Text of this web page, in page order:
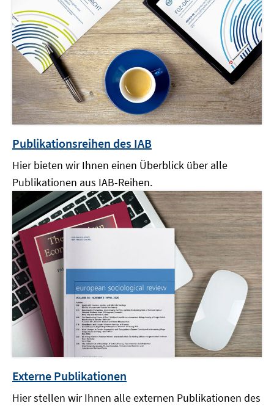
Publikationsreihen des IAB
Hier bieten wir Ihnen einen Überblick über alle
Publikationen aus IAB-Reihen.
Externe Publikationen
Hier stellen wir Ihnen alle externen Publikationen des